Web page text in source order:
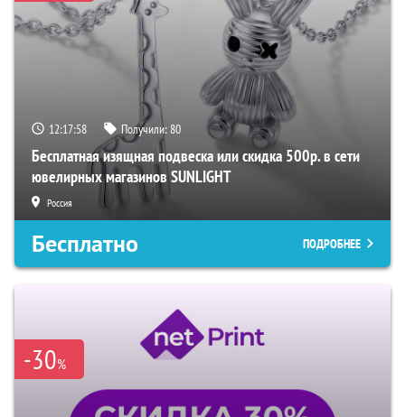
12:17:57 Получили:80
Бесплатная изящная подвеска или скидка 500р. в сети
ювелирных магазинов SUNLIGHT
Россия
Бесплатно ПОДРОБНЕЕ
-30%